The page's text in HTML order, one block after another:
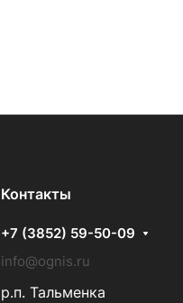
Контакты
+7 (3852) 59-50-09
info@ognis.ru
р.п. Тальменка